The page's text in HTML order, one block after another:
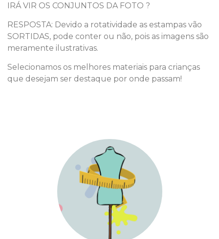
IRÁ VIR OS CONJUNTOS DA FOTO ?
RESPOSTA: Devido a rotatividade as estampas vão
SORTIDAS, pode conter ou não, pois as imagens são
meramente ilustrativas.
Selecionamos os melhores materiais para crianças
que desejam ser destaque por onde passam!